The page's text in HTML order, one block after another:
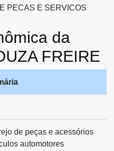
PECAS E SERVICOS
da
FREIRE
de peças e acessórios
automotores